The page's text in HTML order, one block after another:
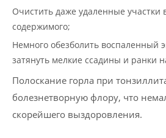
Очистить даже удаленные участки
содержимого;
Немного обезболить воспаленный
затянуть мелкие ссадины и ранки
Полоскание горла при
болезнетворную флору, что
скорейшего выздоровления.